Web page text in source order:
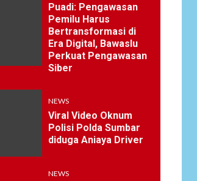
Puadi: Pengawasan
Pemilu Harus
Bertransformasi di
Era Digital, Bawaslu
Perkuat Pengawasan
Siber
NEWS
Viral Video Oknum
Polisi Polda Sumbar
diduga Aniaya Driver
NEWS